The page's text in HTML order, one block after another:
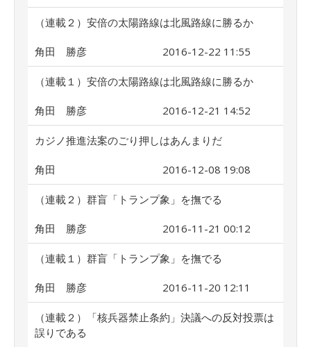
（連載２）安倍の太陽路線は北風路線に勝るか
角田 勝彦 2016-12-22 11:55
（連載１）安倍の太陽路線は北風路線に勝るか
角田 勝彦 2016-12-21 14:52
カジノ推進法案のごり押しはあんまりだ
角田 2016-12-08 19:08
（連載２）群盲「トランプ象」を撫でる
角田 勝彦 2016-11-21 00:12
（連載１）群盲「トランプ象」を撫でる
角田 勝彦 2016-11-20 12:11
（連載２）「核兵器禁止条約」決議への反対投票は
誤りである